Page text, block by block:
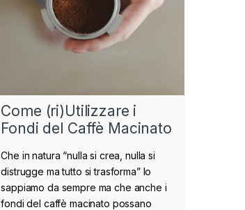
Come (ri)Utilizzare i
Fondi del Caffè Macinato
Che in natura “nulla si crea, nulla si
distrugge ma tutto si trasforma” lo
sappiamo da sempre ma che anche i
fondi del caffè macinato possano